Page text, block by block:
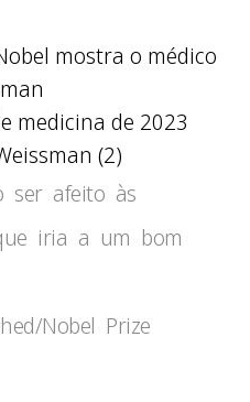
medicina de 2023
(2)
ser afeito às
iria a um bom
Nobel Prize